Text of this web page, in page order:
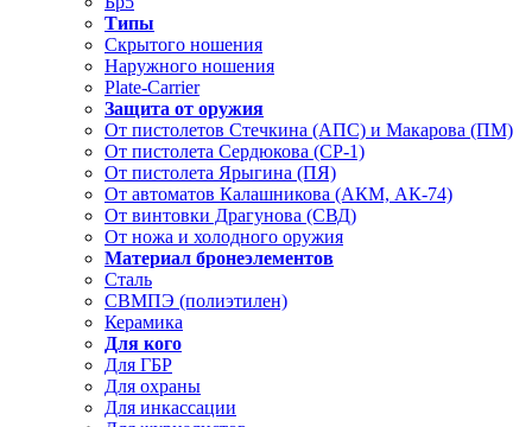
Типы
Скрытого ношения
Наружного ношения
Plate-Carrier
Защита от оружия
От пистолетов Стечкина (АПС) и Макарова (ПМ)
От пистолета Сердюкова (СР-1)
От пистолета Ярыгина (ПЯ)
От автоматов Калашникова (АКМ, АК-74)
От винтовки Драгунова (СВД)
От ножа и холодного оружия
Материал бронеэлементов
Сталь
СВМПЭ (полиэтилен)
Керамика
Для кого
Для ГБР
Для охраны
Для инкассации